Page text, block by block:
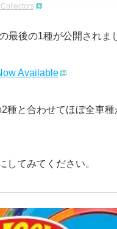
最後の1種が公開されま
Available
と合わせてほぼ全車
てみてください。